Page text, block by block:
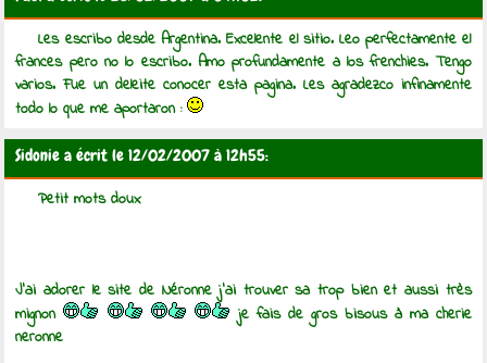
Les escribo desde Argentina. Excelente el sitio. Leo perfectamente el
frances pero no lo escribo. Amo profundamente a los frenchies. Tengo
varios. Fue un deleite conocer esta pagina. Les agradezco infinamente
todo lo que me aportaron :
Sidonie a écrit le 12/02/2007 à 12h55:
Petit mots doux
J'ai adorer le site de Néronne j'ai trouver sa trop bien et aussi très
mignon
je fais de gros bisous à ma cherie
neronne